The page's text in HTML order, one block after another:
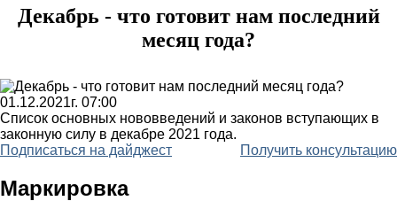
Декабрь - что готовит нам последний
месяц года?
01.12.2021г. 07:00
Список основных нововведений и законов вступающих в
законную силу в декабре 2021 года.
Подписаться на дайджест
Получить консультацию
Маркировка